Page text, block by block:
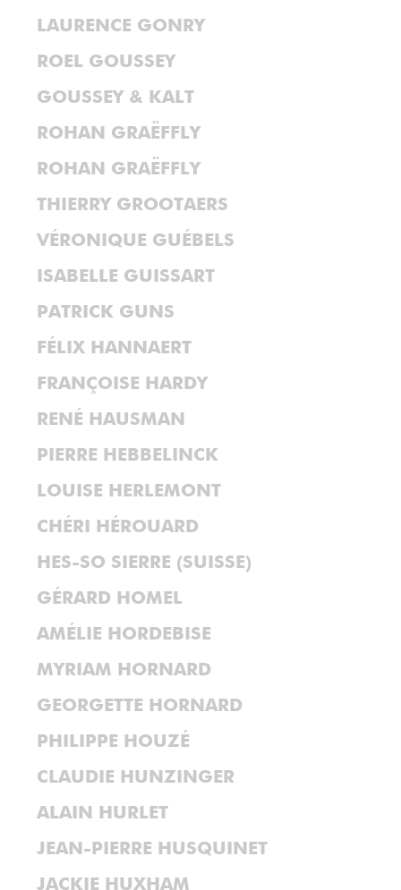
LAURENCE GONRY
ROEL GOUSSEY
GOUSSEY & KALT
ROHAN GRAËFFLY
ROHAN GRAËFFLY
THIERRY GROOTAERS
VÉRONIQUE GUÉBELS
ISABELLE GUISSART
PATRICK GUNS
FÉLIX HANNAERT
FRANÇOISE HARDY
RENÉ HAUSMAN
PIERRE HEBBELINCK
LOUISE HERLEMONT
CHÉRI HÉROUARD
HES-SO SIERRE (SUISSE)
GÉRARD HOMEL
AMÉLIE HORDEBISE
MYRIAM HORNARD
GEORGETTE HORNARD
PHILIPPE HOUZÉ
CLAUDIE HUNZINGER
ALAIN HURLET
JEAN-PIERRE HUSQUINET
JACKIE HUXHAM